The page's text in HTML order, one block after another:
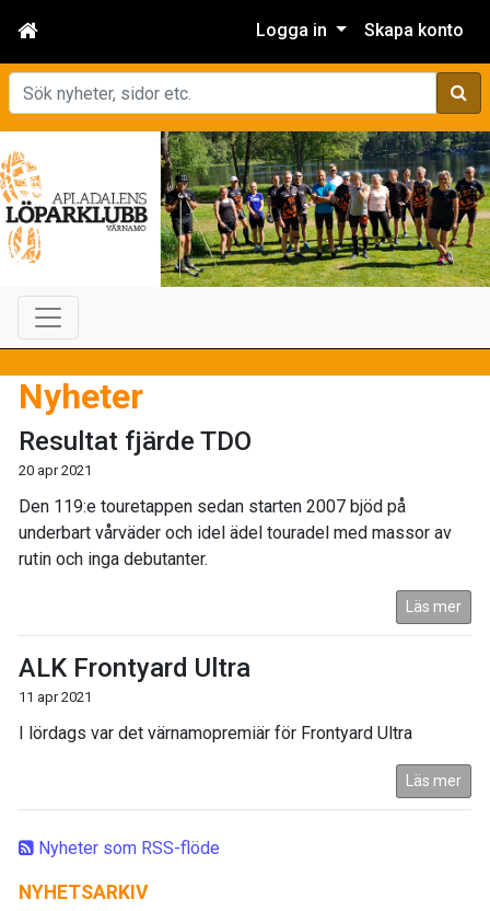
Logga in Skapa konto
Sök
Nyheter som RSS-flöde
NYHETSARKIV
Nyheter
Resultat fjärde TDO
20 apr 2021
Den 119:e touretappen sedan starten 2007 bjöd på
underbart vårväder och idel ädel touradel med massor av
rutin och inga debutanter.
Läs mer
ALK Frontyard Ultra
11 apr 2021
I lördags var det värnamopremiär för Frontyard Ultra
Läs mer